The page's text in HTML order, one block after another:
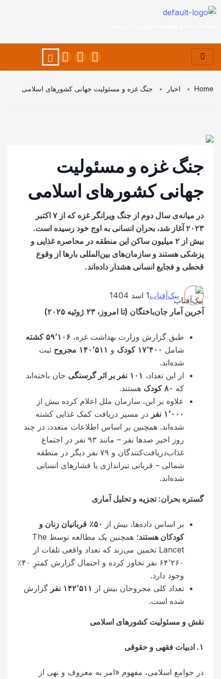
Home اخبار جنگ غزه و مسئولیت جهانی کشورهای اسلامی
جنگ غزه و مسئولیت
جهانی کشورهای اسلامی
در میانه‌ی سال دوم از جنگ ویرانگر غزه که از‌ ۷ اکتبر
۲۰۲۳ آغاز شد، بحران انسانی به اوج خود رسیده است.
بیش از ۲ میلیون ساکن این منطقه در محاصره غذایی و
پزشکی هستند و سازمان‌های بین‌المللی بارها از وقوع
قحطی و فجایع انسانی هشدار داده‌اند.
پیک‌آفتاب1 اسد 1404
آخرین آمار جان‌باختگان (تا امروز، ۲۳ ژوئیه ۲۰۲۵)
طبق گزارش وزارت بهداشت غزه، ۵۹٬۱۰۶
کشته
شامل
۱۷٬۴۰۰ کودکو ۱۴۰٬۵۱۱ مجروحثبت
شده‌اند.
از این تعداد، ۱۰۱ نفر بر اثر‌ گرسنگی جان باخته‌اند
که ۸۰ کودکهستند.
علاوه بر این، سازمان ملل اعلام کرده بیش از
۱٬۰۰۰ نفر در مسیر دریافت کمک غذایی کشته
شده‌اند. همچنین بر اساس اطلاعات متعدد، در چند
روز اخیر صدها نفر – مانند ۹۳ نفر در اجتماع
غذاب‌دریافت‌کنندگان و ۷۹ نفر دیگر در منطقه
شمالی – قربانی تیراندازی یا فشار‌های انسانی
شده‌اند.
گستره بحران: تجزیه و تحلیل آماری
بر اساس داده‌ها، بیش از ۵۰٪
قربانیان زنان و
کودکان هستند
؛ همچنین یک مطالعه توسط The
Lancet تخمین می‌زند که تعداد واقعی تلفات از
۶۴٬۲۶۰ نفر تجاوز کرده و احتمال گزارش کمترِ ۴۰٪
وجود دارد.
تعداد کلی مجروحان بیش از
۱۴۲٬۵۱۱ نفر گزارش
شده است.
نقش و مسئولیت کشورهای اسلامی
۱. ادبیات فقهی و حقوقی
در جوامع اسلامی، مفهوم «امر به معروف و نهی از